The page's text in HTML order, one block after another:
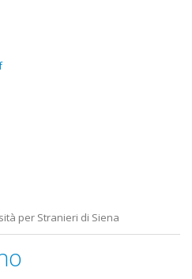
per Stranieri di Siena